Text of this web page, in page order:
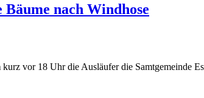
nach Windhose
vor 18 Uhr die Ausläufer die Samtgemeinde